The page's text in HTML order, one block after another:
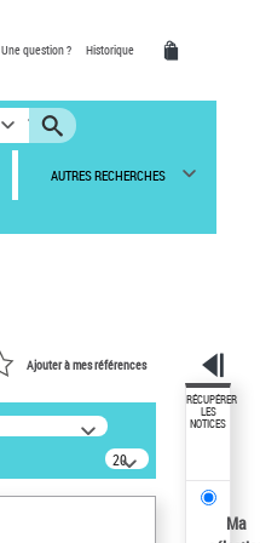
Une question ? Historique
AUTRES RECHERCHES
Ajouter à mes références
20
résultats/page
RÉCUPÉRER
LES
NOTICES
Ma